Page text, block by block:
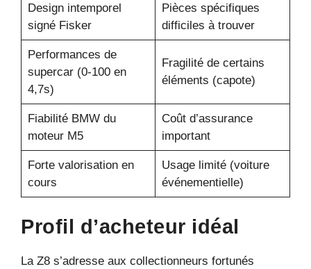
Design intemporel
signé Fisker
Pièces spécifiques
difficiles à trouver
Performances de
supercar (0-100 en
4,7s)
Fragilité de certains
éléments (capote)
Fiabilité BMW du
moteur M5
Coût d’assurance
important
Forte valorisation en
cours
Usage limité (voiture
événementielle)
Profil d’acheteur idéal
La Z8 s’adresse aux collectionneurs fortunés